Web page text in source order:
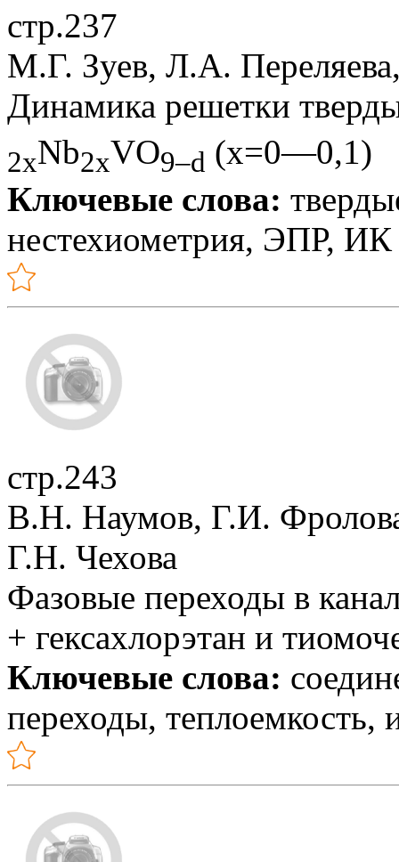
стр.237
М.Г. Зуев, Л.А.
Динамика решетки
2xNb2xVO9–d (x=0—0,1)
Ключевые слова:
нестехиометрия, ЭПР,
стр.243
В.Н. Наумов, Г.И.
Г.Н. Чехова
Фазовые переходы в
+ гексахлорэтан и
Ключевые слова:
переходы, теплоемкость,